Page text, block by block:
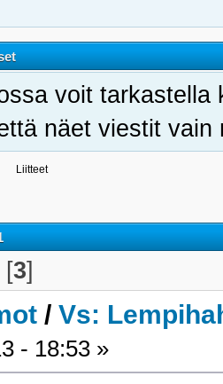
voit tarkastella
näet viestit
Liitteet
[3]
/Vs:
- 18:53 »